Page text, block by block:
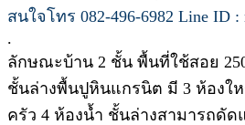
สนใจโทร 082-496-6982 Line ID :
.
ลักษณะบ้าน 2 ชั้น พื้นที่ใช้สอย
ชั้นล่างพื้นปูหินแกรนิต มี 3 ห้องใ
ครัว 4 ห้องน้ำ ชั้นล่างสามารถดัด